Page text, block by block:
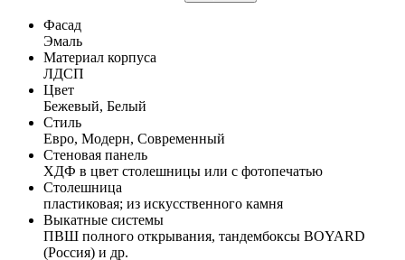
Фасад
Эмаль
Материал корпуса
ЛДСП
Цвет
Бежевый, Белый
Стиль
Евро, Модерн, Современный
Стеновая панель
ХДФ в цвет столешницы или с фотопечатью
Столешница
пластиковая; из искусственного камня
Выкатные системы
ПВШ полного открывания, тандембоксы BOYARD
(Россия) и др.